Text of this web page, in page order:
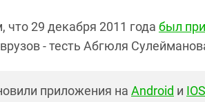
что 29 декабря 2011 года был
- тесть Абгюля
приложения на Android и IOS